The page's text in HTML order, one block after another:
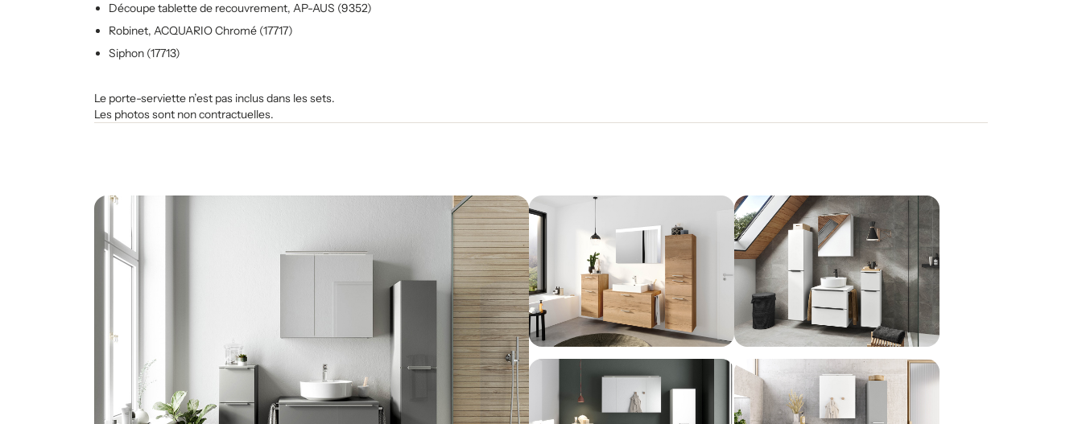
Découpe tablette de recouvrement, AP-AUS (9352)
Robinet, ACQUARIO Chromé (17717)
Siphon (17713)
Le porte-serviette n’est pas inclus dans les sets.
Les photos sont non contractuelles.